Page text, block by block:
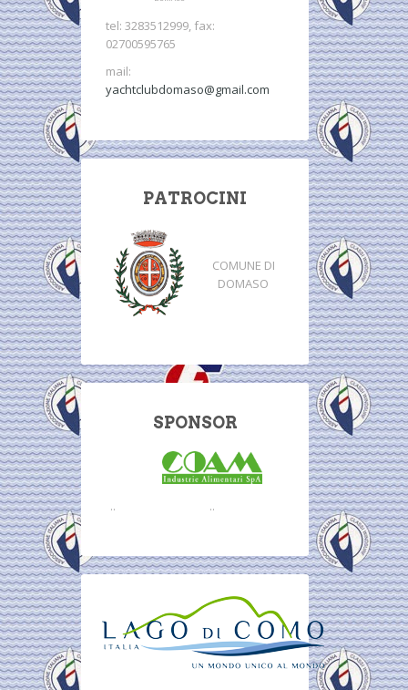
tel: 3283512999, fax:
02700595765
mail:
yachtclubdomaso@gmail.com
PATROCINI
COMUNE DI
DOMASO
SPONSOR
.. ..